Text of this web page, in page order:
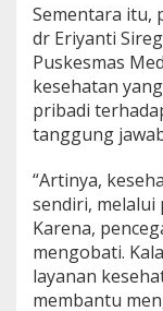
Sementara itu,
dr Eriyanti
Puskesmas
kesehatan
pribadi
tanggung
“Artinya,
sendiri, melalui
Karena,
mengobati.
layanan
membantu